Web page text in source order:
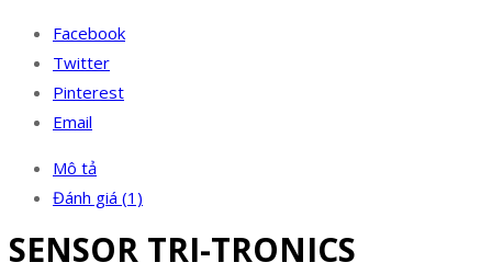
Facebook
Twitter
Pinterest
Email
Mô tả
Đánh giá (1)
SENSOR TRI-TRONICS